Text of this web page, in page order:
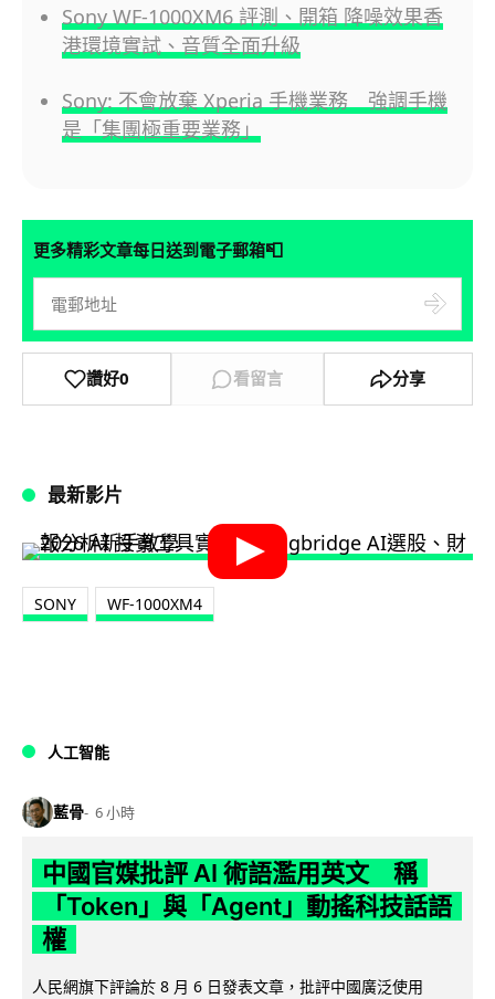
Sony WF-1000XM6 評測、開箱 降噪效果香
港環境實試、音質全面升級
Sony: 不會放棄 Xperia 手機業務 強調手機
是「集團極重要業務」
更多精彩文章每日送到電子郵箱📮
讚好0 看留言 分享
最新影片
SONY WF-1000XM4
人工智能
藍骨 6 小時
中國官媒批評 AI 術語濫用英文 稱
「Token」與「Agent」動搖科技話語
權
人民網旗下評論於 8 月 6 日發表文章，批評中國廣泛使用